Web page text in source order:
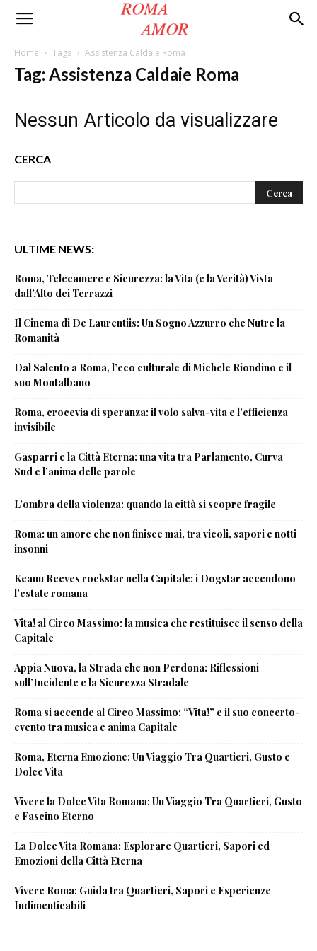
Roma
Amor
Home Tags Assistenza Caldaie Roma
Tag: Assistenza Caldaie Roma
Nessun Articolo da visualizzare
CERCA
ULTIME NEWS:
Roma, Telecamere e Sicurezza: la Vita (e la Verità) Vista
dall’Alto dei Terrazzi
Il Cinema di De Laurentiis: Un Sogno Azzurro che Nutre la
Romanità
Dal Salento a Roma, l’eco culturale di Michele Riondino e il
suo Montalbano
Roma, crocevia di speranza: il volo salva-vita e l’efficienza
invisibile
Gasparri e la Città Eterna: una vita tra Parlamento, Curva
Sud e l’anima delle parole
L’ombra della violenza: quando la città si scopre fragile
Roma: un amore che non finisce mai, tra vicoli, sapori e notti
insonni
Keanu Reeves rockstar nella Capitale: i Dogstar accendono
l’estate romana
Vita! al Circo Massimo: la musica che restituisce il senso della
Capitale
Appia Nuova, la Strada che non Perdona: Riflessioni
sull’Incidente e la Sicurezza Stradale
Roma si accende al Circo Massimo: “Vita!” e il suo concerto-
evento tra musica e anima Capitale
Roma, Eterna Emozione: Un Viaggio Tra Quartieri, Gusto e
Dolce Vita
Vivere la Dolce Vita Romana: Un Viaggio Tra Quartieri, Gusto
e Fascino Eterno
La Dolce Vita Romana: Esplorare Quartieri, Sapori ed
Emozioni della Città Eterna
Vivere Roma: Guida tra Quartieri, Sapori e Esperienze
Indimenticabili